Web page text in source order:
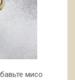
мисо